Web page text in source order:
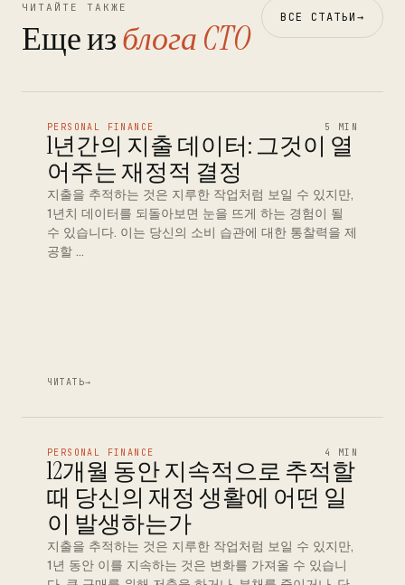
ЧИТАЙТЕ ТАКЖЕ
Еще изблога CTO ВСЕ СТАТЬИ→
PERSONAL FINANCE 5 MIN
1년간의 지출 데이터: 그것이 열
어주는 재정적 결정
지출을 추적하는 것은 지루한 작업처럼 보일 수 있지만,
1년치 데이터를 되돌아보면 눈을 뜨게 하는 경험이 될
수 있습니다. 이는 당신의 소비 습관에 대한 통찰력을 제
공할 …
ЧИТАТЬ→
PERSONAL FINANCE 4 MIN
12개월 동안 지속적으로 추적할
때 당신의 재정 생활에 어떤 일
이 발생하는가
지출을 추적하는 것은 지루한 작업처럼 보일 수 있지만,
1년 동안 이를 지속하는 것은 변화를 가져올 수 있습니